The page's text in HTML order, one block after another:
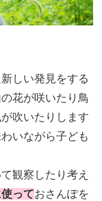
しい発見をする
花が咲いたり鳥
吹いたりします
いながら子ども
観察したり考え
っておさんぽを